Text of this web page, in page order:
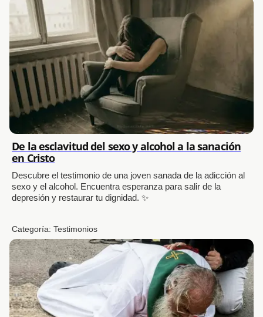
De la esclavitud del sexo y alcohol a la sanación
en Cristo
Descubre el testimonio de una joven sanada de la adicción al
sexo y el alcohol. Encuentra esperanza para salir de la
depresión y restaurar tu dignidad. ✨
Categoría:Testimonios